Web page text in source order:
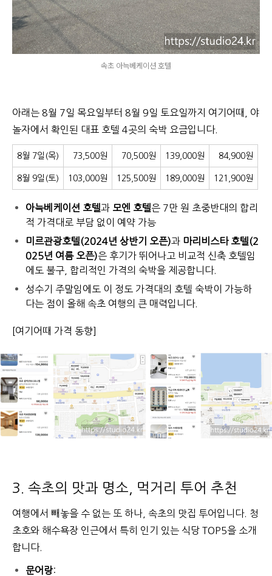
속초 아늑베케이션 호텔
아래는 8월 7일 목요일부터 8월 9일 토요일까지 여기어때, 야
놀자에서 확인된 대표 호텔 4곳의 숙박 요금입니다.
8월 7일(목) 73,500원 70,500원 139,000원 84,900원
8월 9일(토) 103,000원 125,500원 189,000원 121,900원
아늑베케이션 호텔과 모엔 호텔은 7만 원 초중반대의 합리
적 가격대로 부담 없이 예약 가능
미르관광호텔(2024년 상반기 오픈)과 마리비스타 호텔(2
025년 여름 오픈)은 후기가 뛰어나고 비교적 신축 호텔임
에도 불구, 합리적인 가격의 숙박을 제공합니다.
성수기 주말임에도 이 정도 가격대의 호텔 숙박이 가능하
다는 점이 올해 속초 여행의 큰 매력입니다.
[여기어때 가격 동향]
3. 속초의 맛과 명소, 먹거리 투어 추천
여행에서 빼놓을 수 없는 또 하나, 속초의 맛집 투어입니다. 청
초호와 해수욕장 인근에서 특히 인기 있는 식당 TOP5을 소개
합니다.
문어랑: